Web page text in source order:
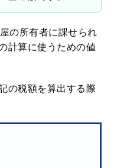
名の通り固定資産
基準額です。
計算に使うための値
の税額を算出する際